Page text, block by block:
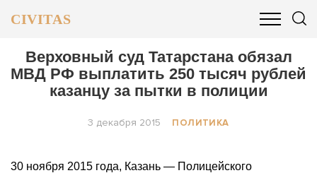
CIVITAS
ОБЩЕСТВО БИЗНЕС И ФИНАНСЫ
Верховный суд Татарстана обязал
МВД РФ выплатить 250 тысяч рублей
казанцу за пытки в полиции
3 декабря 2015 ПОЛИТИКА
30 ноября 2015 года, Казань — Полицейского